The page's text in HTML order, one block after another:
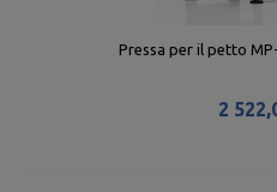
Pressa per il petto
2